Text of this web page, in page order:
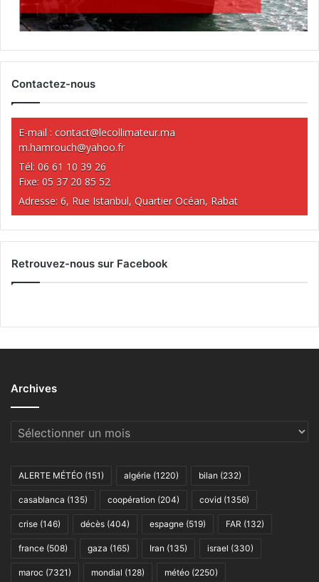
Contactez-nous
E-mail : contact@lecollimateur.ma
m.hamrouch@yahoo.fr
Tél: 06 61 10 39 26
Fixe: 05 37 20 85 52
Adresse: 6, Rue Istanbul, Quartier Océan, Rabat
Retrouvez-nous sur Facebook
Archives
Archives
ALERTE MÉTÉO (151) algérie (1220) bilan (232)
casablanca (135) coopération (204) covid (1356)
crise (146) décès (404) espagne (519) FAR (132)
france (508) gaza (165) Iran (135) israel (330)
maroc (7321) mondial (128) météo (2250)